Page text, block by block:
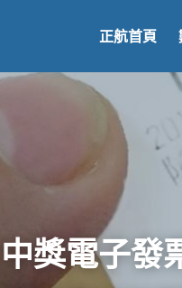
正航首頁
中獎電子發